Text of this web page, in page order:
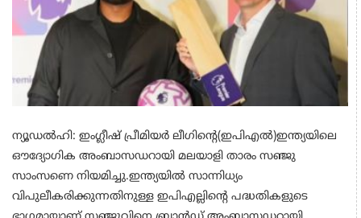
ന്യൂഡൽഹി: ഇംഗ്ലീഷ് പ്രീമിയർ ലീഗിന്‍റെ(ഇപിഎൽ)ഇന്ത്യയിലെ
ഔദ്യോഗിക അംബാസഡറായി മലയാളി താരം സഞ്ജു
സാംസണെ നിയമിച്ചു.ഇന്ത്യയിൽ സാന്നിധ്യം
വിപുലീകരിക്കുന്നതിനുള്ള ഇപിഎല്ലിന്‍റെ പദ്ധതികളുടെ